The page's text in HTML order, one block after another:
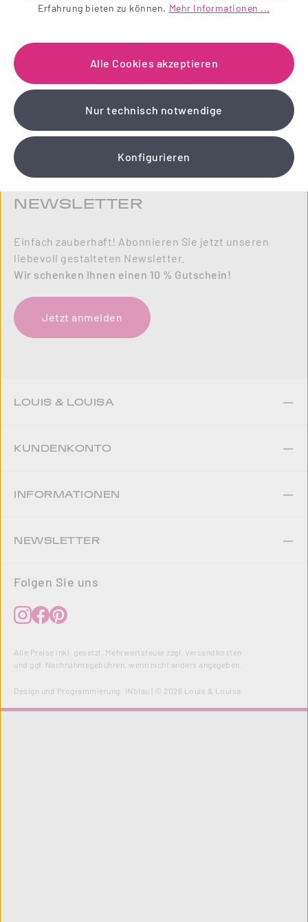
NEWSLETTER
Einfach zauberhaft! Abonnieren Sie jetzt unseren
liebevoll gestalteten Newsletter.
Wir schenken Ihnen einen 10 % Gutschein!
Jetzt anmelden
LOUIS & LOUISA
KUNDENKONTO
INFORMATIONEN
NEWSLETTER
Folgen Sie uns
Alle Preise inkl. gesetzl. Mehrwertsteuer zzgl. Versandkosten
und ggf. Nachnahmegebühren, wenn nicht anders angegeben.
Design und Programmierung: INblau | © 2026 Louis & Louisa
Erfahrung bieten zu können. Mehr Informationen ...
Alle Cookies akzeptieren
Nur technisch notwendige
Konfigurieren